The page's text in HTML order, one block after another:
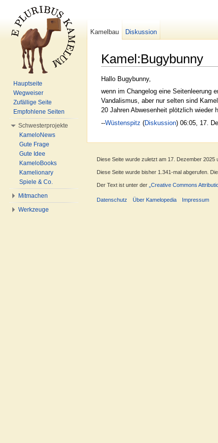
Kamel:Bugybunny
Hallo Bugybunny,
wenn im Changelog eine Seitenleerung
Vandalismus, aber nur selten sind
20 Jahren Abwesenheit plötzlich wieder
--Wüstenspitz (Diskussion) 06:05, 17.
Kamelbau Diskussion
Hauptseite
Wegweiser
Zufällige Seite
Empfohlene Seiten
Schwesterprojekte
KameloNews
Gute Frage
Gute Idee
KameloBooks
Kamelionary
Spiele & Co.
Mitmachen
Werkzeuge
Diese Seite wurde zuletzt am 17. Dezember 2025
Diese Seite wurde bisher 1.341-mal abgerufen.
Der Text ist unter der „Creative Commons
Datenschutz Über Kamelopedia Impressum